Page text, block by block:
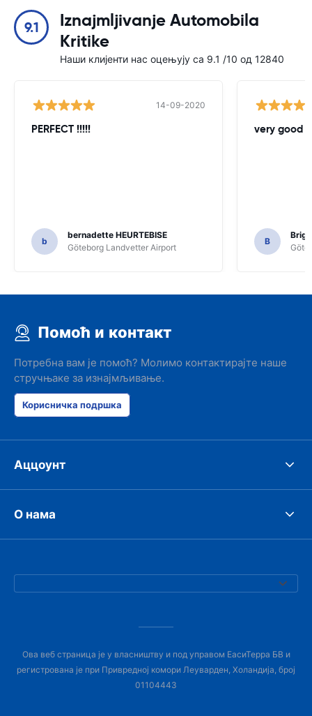
9.1
Iznajmljivanje Automobila
Kritike
Наши клијенти нас оцењују са 9.1 /10 од 12840
14-09-2020
PERFECT !!!!!
b
bernadette HEURTEBISE
Göteborg Landvetter Airport
very good
B
Помоћ и контакт
Потребна вам је помоћ? Молимо контактирајте наше
стручњаке за изнајмљивање.
Корисничка подршка
Аццоунт
О нама
Ова веб страница је у власништву и под управом ЕасиТерра БВ и
регистрована је при Привредној комори Леуварден, Холандија, број
01104443